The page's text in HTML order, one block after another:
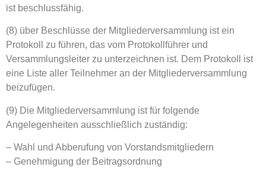
ist beschlussfähig.
(8) über Beschlüsse der Mitgliederversammlung ist ein
Protokoll zu führen, das vom Protokollführer und
Versammlungsleiter zu unterzeichnen ist. Dem Protokoll ist
eine Liste aller Teilnehmer an der Mitgliederversammlung
beizufügen.
(9) Die Mitgliederversammlung ist für folgende
Angelegenheiten ausschließlich zuständig:
– Wahl und Abberufung von Vorstandsmitgliedern
– Genehmigung der Beitragsordnung